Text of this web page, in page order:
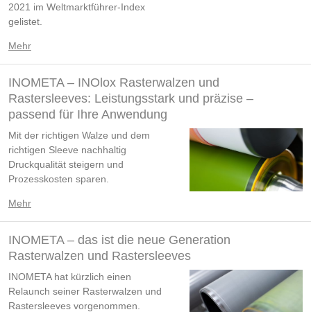
2021 im Weltmarktführer-Index
gelistet.
Mehr
INOMETA – INOlox Rasterwalzen und
Rastersleeves: Leistungsstark und präzise –
passend für Ihre Anwendung
Mit der richtigen Walze und dem
richtigen Sleeve nachhaltig
Druckqualität steigern und
Prozesskosten sparen.
Mehr
INOMETA – das ist die neue Generation
Rasterwalzen und Rastersleeves
INOMETA hat kürzlich einen
Relaunch seiner Rasterwalzen und
Rastersleeves vorgenommen.